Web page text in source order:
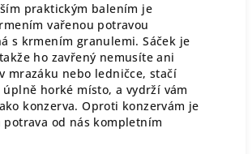
praktickým balením je
vařenou potravou
s krmením granulemi. Sáček je
ho zavřený nemusíte ani
mrazáku nebo ledničce, stačí
horké místo, a vydrží vám
konzerva. Oproti konzervám je
potrava od nás kompletním